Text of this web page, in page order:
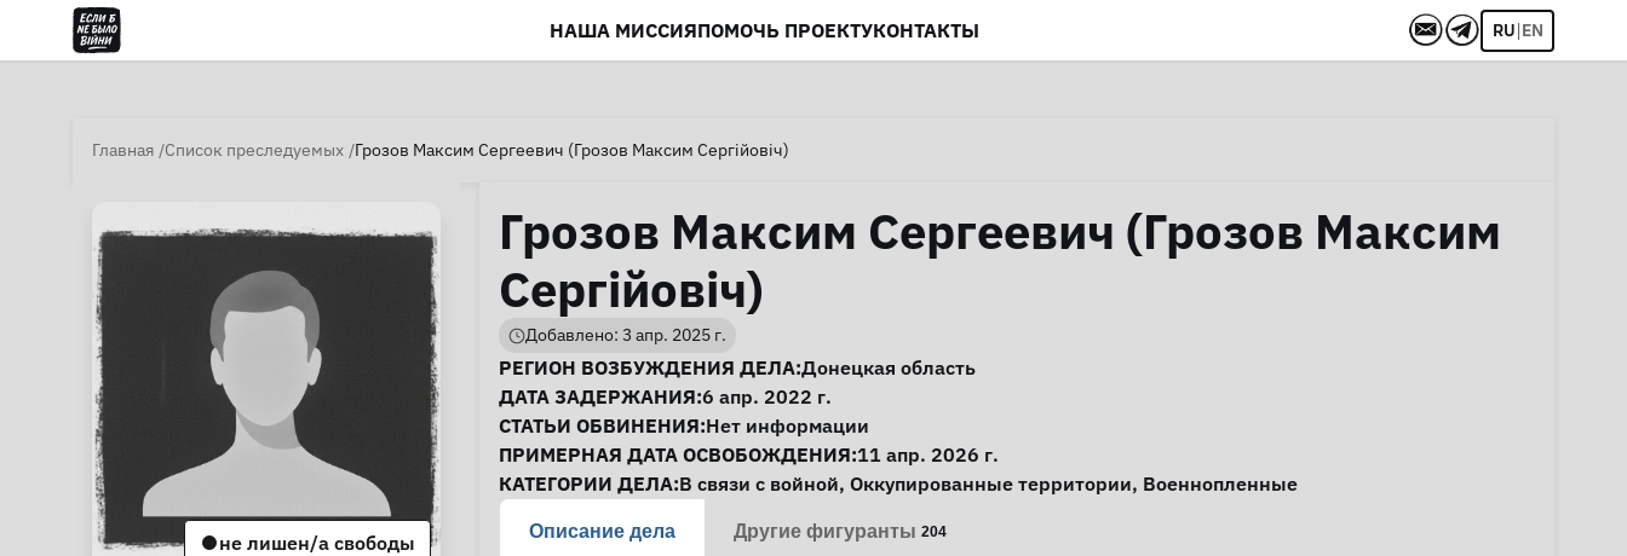
НАША МИССИЯПОМОЧЬ ПРОЕКТУКОНТАКТЫ RU|EN
Главная Список преследуемых Грозов Максим Сергеевич (Грозов Максим Сергійовіч)
не лишен/а свободы
Грозов Максим Сергеевич (Грозов Максим
Сергійовіч)
Добавлено: 3 апр. 2025 г.
Информация о деле
РЕГИОН ВОЗБУЖДЕНИЯ ДЕЛА:Донецкая область
ДАТА ЗАДЕРЖАНИЯ:6 апр. 2022 г.
СТАТЬИ ОБВИНЕНИЯ:Нет информации
ПРИМЕРНАЯ ДАТА ОСВОБОЖДЕНИЯ:11 апр. 2026 г.
КАТЕГОРИИ ДЕЛА:В связи с войной, Оккупированные территории, Военнопленные
Описание дела Другие фигуранты 204